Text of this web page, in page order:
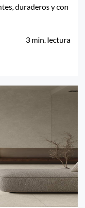
duraderos y con
3 min. lectura